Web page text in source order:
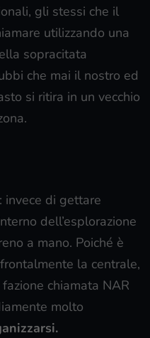
gli stessi che il
utilizzando una
sopracitata
che mai il nostro ed
si ritira in un vecchio
invece di gettare
dell’esplorazione
a mano. Poiché è
la centrale,
chiamata NAR
molto